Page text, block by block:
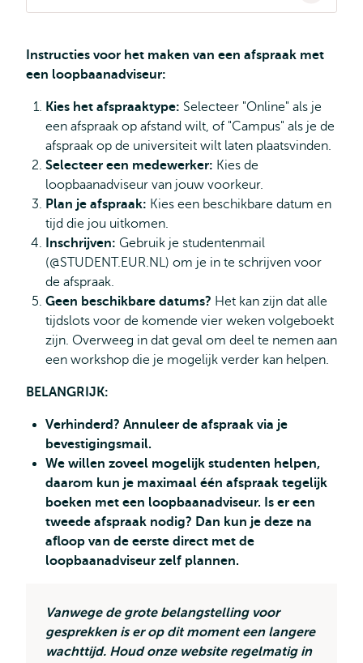
Instructies voor het maken van een afspraak met
een loopbaanadviseur:
Kies het afspraaktype: Selecteer "Online" als je
een afspraak op afstand wilt, of "Campus" als je de
afspraak op de universiteit wilt laten plaatsvinden.
Selecteer een medewerker: Kies de
loopbaanadviseur van jouw voorkeur.
Plan je afspraak: Kies een beschikbare datum en
tijd die jou uitkomen.
Inschrijven: Gebruik je studentenmail
(@STUDENT.EUR.NL) om je in te schrijven voor
de afspraak.
Geen beschikbare datums? Het kan zijn dat alle
tijdslots voor de komende vier weken volgeboekt
zijn. Overweeg in dat geval om deel te nemen aan
een workshop die je mogelijk verder kan helpen.
BELANGRIJK:
Verhinderd? Annuleer de afspraak via je
bevestigingsmail.
We willen zoveel mogelijk studenten helpen,
daarom kun je maximaal één afspraak tegelijk
boeken met een loopbaanadviseur. Is er een
tweede afspraak nodig? Dan kun je deze na
afloop van de eerste direct met de
loopbaanadviseur zelf plannen.
Vanwege de grote belangstelling voor
gesprekken is er op dit moment een langere
wachttijd. Houd onze website regelmatig in